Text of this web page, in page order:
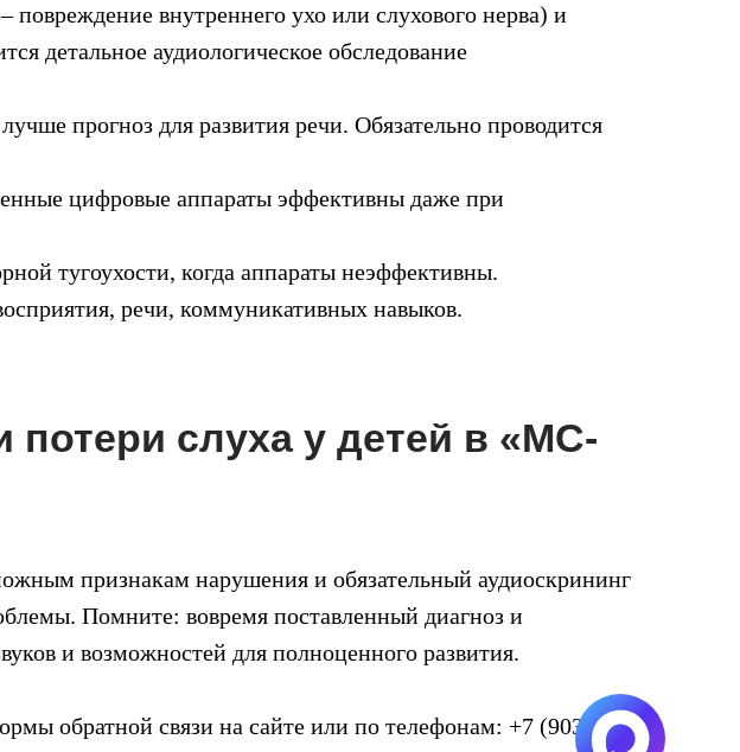
повреждение внутреннего ухо или слухового нерва) и
детальное аудиологическое обследование
прогноз для развития речи. Обязательно проводится
цифровые аппараты эффективны даже при
тугоухости, когда аппараты неэффективны.
речи, коммуникативных навыков.
потери слуха у детей в «МС-
признакам нарушения и обязательный аудиоскрининг
Помните: вовремя поставленный диагноз и
и возможностей для полноценного развития.
обратной связи на сайте или по телефонам: +7 (903)